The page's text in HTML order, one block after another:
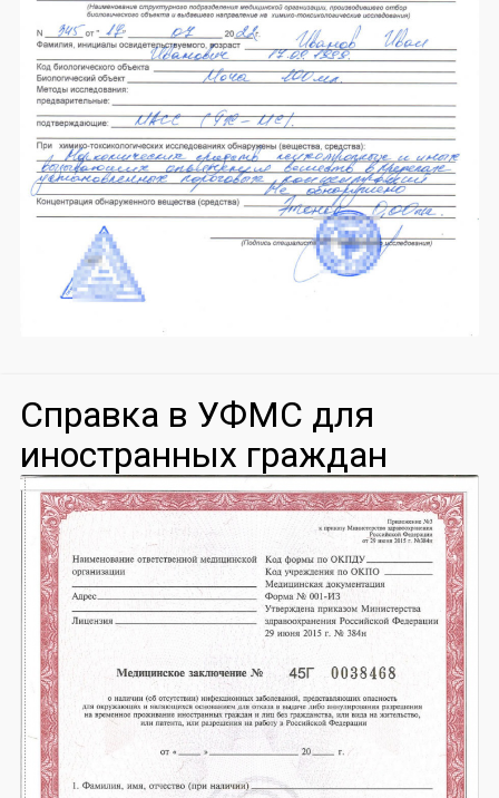
Справка в УФМС для
иностранных граждан